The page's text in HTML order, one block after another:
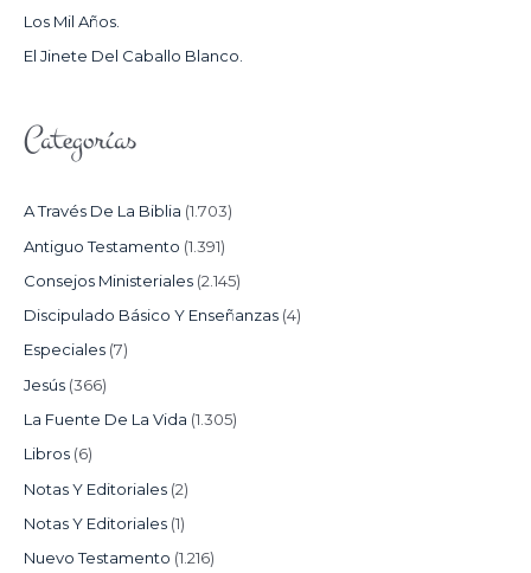
:Los Mil Años.
El Jinete Del Caballo Blanco.
Categorías
A Través De La Biblia (1.703)
Antiguo Testamento (1.391)
Consejos Ministeriales (2.145)
Discipulado Básico Y Enseñanzas (4)
Especiales (7)
Jesús (366)
La Fuente De La Vida (1.305)
Libros (6)
Notas Y Editoriales (2)
Notas Y Editoriales (1)
Nuevo Testamento (1.216)